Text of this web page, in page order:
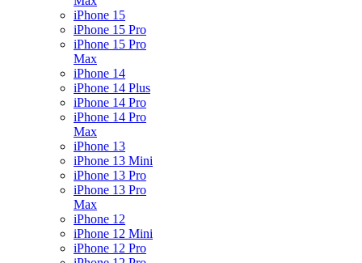
iPhone 15
iPhone 15 Pro
iPhone 15 Pro
Max
iPhone 14
iPhone 14 Plus
iPhone 14 Pro
iPhone 14 Pro
Max
iPhone 13
iPhone 13 Mini
iPhone 13 Pro
iPhone 13 Pro
Max
iPhone 12
iPhone 12 Mini
iPhone 12 Pro